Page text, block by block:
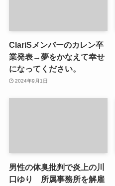
ClariSメンバーのカレン卒
業発表→夢をかなえて幸せ
になってください。
2024年9月1日
男性の体臭批判で炎上の川
口ゆり 所属事務所を解雇